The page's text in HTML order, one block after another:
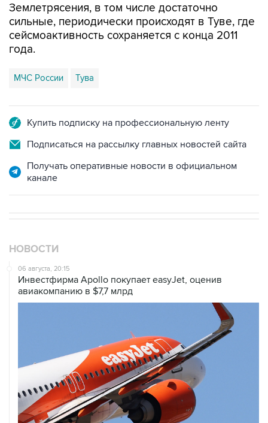
Землетрясения, в том числе достаточно
сильные, периодически происходят в Туве, где
сейсмоактивность сохраняется с конца 2011
года.
МЧС России Тува
Купить подписку на профессиональную ленту
Подписаться на рассылку главных новостей сайта
Получать оперативные новости в официальном
канале
НОВОСТИ
06 августа, 20:15
Инвестфирма Apollo покупает easyJet, оценив
авиакомпанию в $7,7 млрд